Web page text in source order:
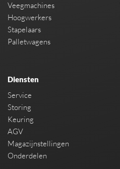
Veegmachines
Hoogwerkers
Stapelaars
Palletwagens
Diensten
Service
Storing
Keuring
AGV
Magazijnstellingen
Onderdelen